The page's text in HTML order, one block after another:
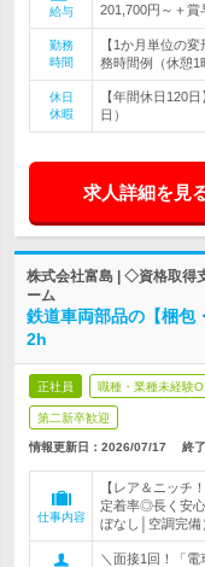
給与 201,700円～＋賞
勤務
時間
【1か月単位の
務時間例（休憩1
休日
休暇
【年間休日120
日）
求人詳細を見
株式会社富島 | ◇資格取得
ーム
鉄道車両部品の【梱
2h
正社員 職種・業種未経験
第二新卒歓迎
情報更新日：2026/07/17 終
仕事内容
【レア＆ニッチ
定着率◎長く安
ぼなし│空調完備
＼面接1回！「電